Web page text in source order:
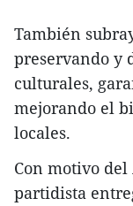
También
preservando y
culturales,
mejorando el
locales.
Con motivo
partidista